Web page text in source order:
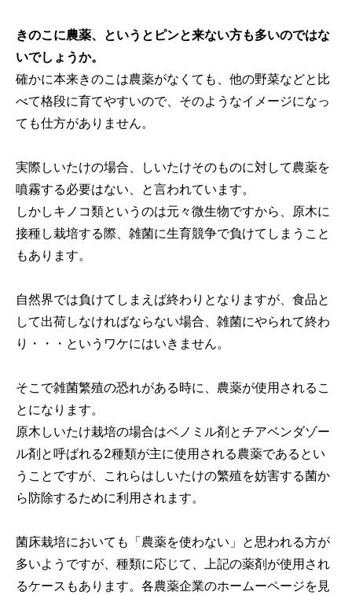
きのこに農薬、というとピンと来ない方も多いのではな
いでしょうか。
確かに本来きのこは農薬がなくても、他の野菜などと比
べて格段に育てやすいので、そのようなイメージになっ
ても仕方がありません。
実際しいたけの場合、しいたけそのものに対して農薬を
噴霧する必要はない、と言われています。
しかしキノコ類というのは元々微生物ですから、原木に
接種し栽培する際、雑菌に生育競争で負けてしまうこと
もあります。
自然界では負けてしまえば終わりとなりますが、食品と
して出荷しなければならない場合、雑菌にやられて終わ
り・・・というワケにはいきません。
そこで雑菌繁殖の恐れがある時に、農薬が使用されるこ
とになります。
原木しいたけ栽培の場合はベノミル剤とチアベンダゾー
ル剤と呼ばれる2種類が主に使用される農薬であるとい
うことですが、これらはしいたけの繁殖を妨害する菌か
ら防除するために利用されます。
菌床栽培においても「農薬を使わない」と思われる方が
多いようですが、種類に応じて、上記の薬剤が使用され
るケースもあります。各農薬企業のホームーページを見